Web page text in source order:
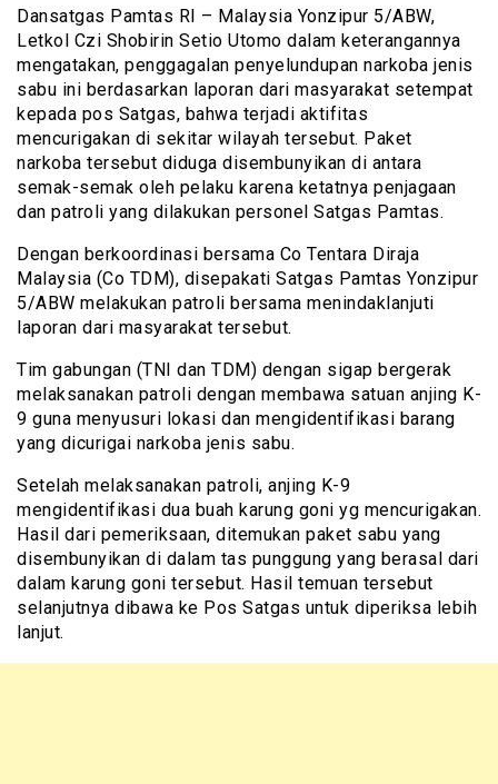
Dansatgas Pamtas RI – Malaysia Yonzipur 5/ABW,
Letkol Czi Shobirin Setio Utomo dalam keterangannya
mengatakan, penggagalan penyelundupan narkoba jenis
sabu ini berdasarkan laporan dari masyarakat setempat
kepada pos Satgas, bahwa terjadi aktifitas
mencurigakan di sekitar wilayah tersebut. Paket
narkoba tersebut diduga disembunyikan di antara
semak-semak oleh pelaku karena ketatnya penjagaan
dan patroli yang dilakukan personel Satgas Pamtas.
Dengan berkoordinasi bersama Co Tentara Diraja
Malaysia (Co TDM), disepakati Satgas Pamtas Yonzipur
5/ABW melakukan patroli bersama menindaklanjuti
laporan dari masyarakat tersebut.
Tim gabungan (TNI dan TDM) dengan sigap bergerak
melaksanakan patroli dengan membawa satuan anjing K-
9 guna menyusuri lokasi dan mengidentifikasi barang
yang dicurigai narkoba jenis sabu.
Setelah melaksanakan patroli, anjing K-9
mengidentifikasi dua buah karung goni yg mencurigakan.
Hasil dari pemeriksaan, ditemukan paket sabu yang
disembunyikan di dalam tas punggung yang berasal dari
dalam karung goni tersebut. Hasil temuan tersebut
selanjutnya dibawa ke Pos Satgas untuk diperiksa lebih
lanjut.